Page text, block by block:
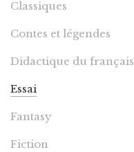
Classiques
Contes et légendes
Didactique du français
Essai
Fantasy
Fiction